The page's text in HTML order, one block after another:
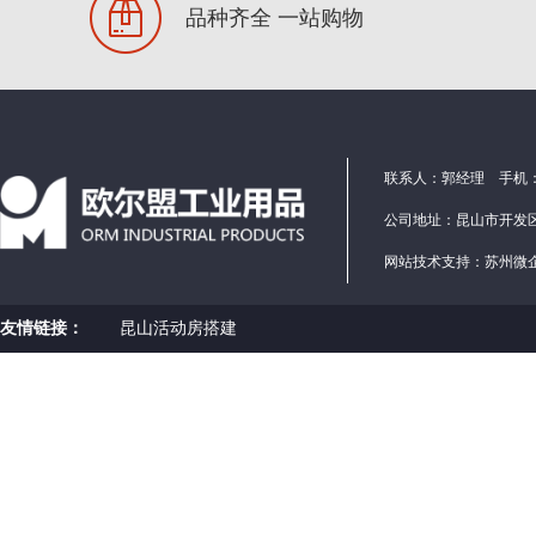
品种齐全 一站购物
联系人：郭经理 手机
公司地址：昆山市开
网站技术支持： 苏州微
友情链接： 昆山活动房搭建